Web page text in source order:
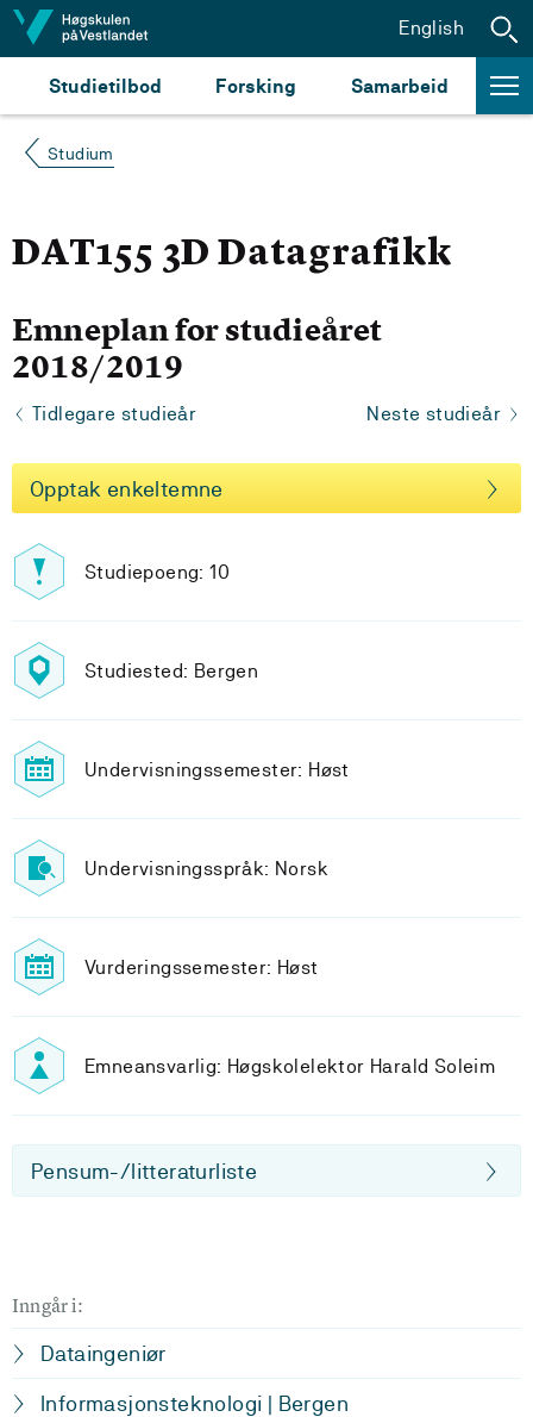
Hopp til innhald
Studietilbod Forsking Samarbeid
English
Studium
DAT155 3D Datagrafikk
Emneplan for studieåret
2018/2019
Tidlegare studieår Neste studieår
Opptak enkeltemne
Studiepoeng: 10
Studiested: Bergen
Undervisningssemester: Høst
Undervisningsspråk: Norsk
Vurderingssemester: Høst
Emneansvarlig: Høgskolelektor Harald Soleim
Pensum-/litteraturliste
Inngår i:
Dataingeniør
Informasjonsteknologi | Bergen